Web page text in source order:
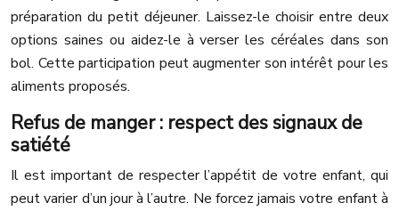
préparation du petit déjeuner. Laissez-le choisir entre deux
options saines ou aidez-le à verser les céréales dans son
bol. Cette participation peut augmenter son intérêt pour les
aliments proposés.
Refus de manger : respect des signaux de
satiété
Il est important de respecter l’appétit de votre enfant, qui
peut varier d’un jour à l’autre. Ne forcez jamais votre enfant à